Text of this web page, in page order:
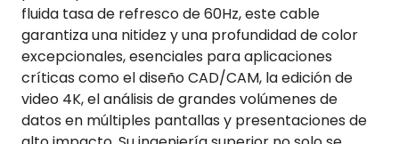
fluida tasa de refresco de 60Hz, este cable
garantiza una nitidez y una profundidad de color
excepcionales, esenciales para aplicaciones
críticas como el diseño CAD/CAM, la edición de
video 4K, el análisis de grandes volúmenes de
datos en múltiples pantallas y presentaciones de